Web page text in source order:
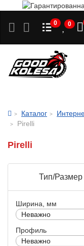
0 0
Каталог
Pirelli
Pirelli
Тип/Размер
Ширина, мм
Неважно
Профиль
Неважно